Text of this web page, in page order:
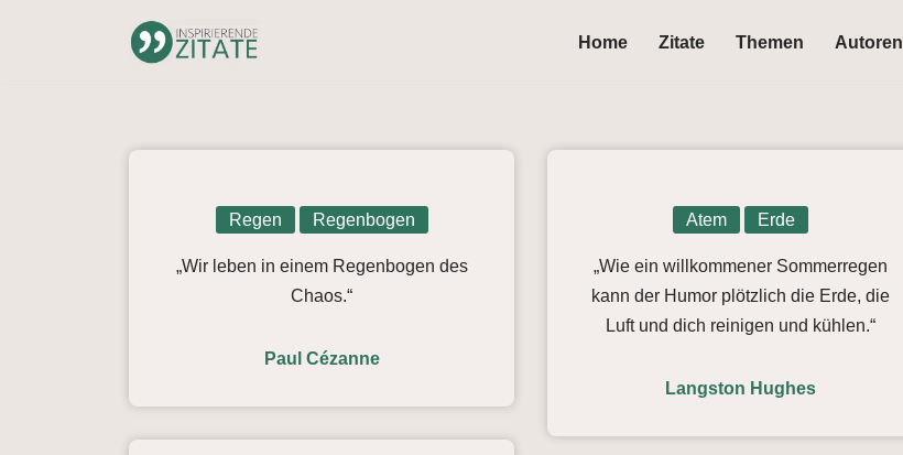
Home Zitate Themen Autoren
Regen Regenbogen
„Wir leben in einem Regenbogen des
Chaos.“
Paul Cézanne
Atem Erde
„Wie ein willkommener Sommerregen
kann der Humor plötzlich die Erde, die
Luft und dich reinigen und kühlen.“
Langston Hughes